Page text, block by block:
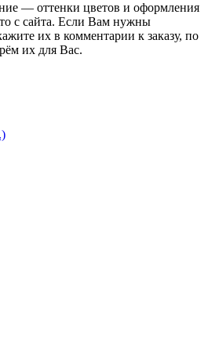
— оттенки цветов и оформления
с сайта. Если Вам нужны
их в комментарии к заказу, по
их для Вас.